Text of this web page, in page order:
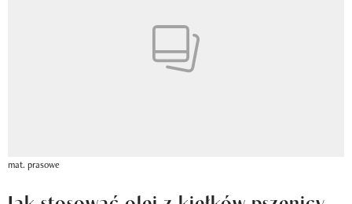
mat. prasowe